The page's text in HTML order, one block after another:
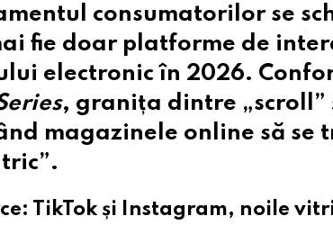
consumatorilor se
fie doar platforme de
electronic în 2026.
, granița dintre „scroll”
magazinele online să se
TikTok și Instagram, noile